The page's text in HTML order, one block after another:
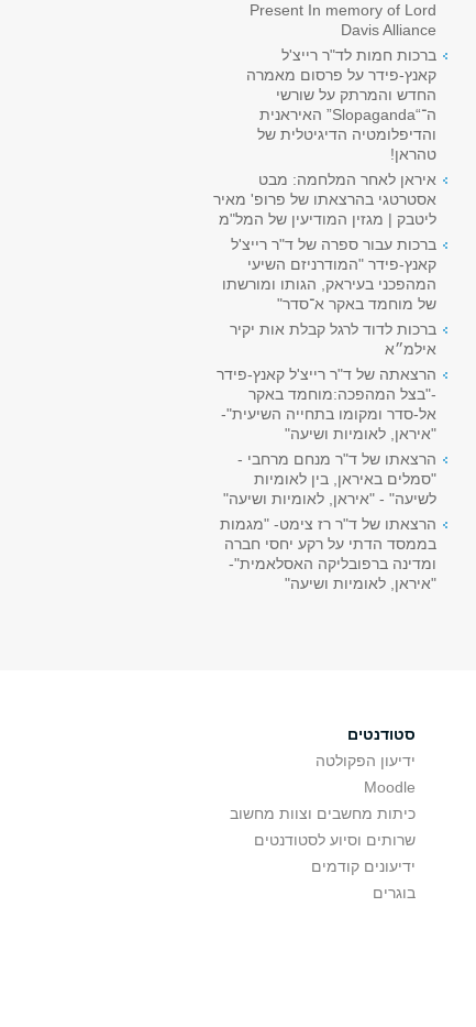
Present In memory of Lord
Davis Alliance
ברכות חמות לד"ר רייצ'ל
קאנץ-פידר על פרסום מאמרה
החדש והמרתק על שורשי
ה־“Slopaganda” האיראנית
והדיפלומטיה הדיגיטלית של
טהראן!
איראן לאחר המלחמה: מבט
אסטרטגי בהרצאתו של פרופ' מאיר
ליטבק | מגזין המודיעין של המל"מ
ברכות עבור ספרה של ד"ר רייצ'ל
קאנץ-פידר "המודרניזם השיעי
המהפכני בעיראק, הגותו ומורשתו
של מוחמד באקר א־סדר"
ברכות לדוד לרגל קבלת אות יקיר
אילמ״א
הרצאתה של ד"ר רייצ'ל קאנץ-פידר
-"בצל המהפכה:מוחמד באקר
אל-סדר ומקומו בתחייה השיעית"-
"איראן, לאומיות ושיעה"
הרצאתו של ד"ר מנחם מרחבי -
"סמלים באיראן, בין לאומיות
לשיעה" - "איראן, לאומיות ושיעה"
הרצאתו של ד"ר רז צימט- "מגמות
בממסד הדתי על רקע יחסי חברה
ומדינה ברפובליקה האסלאמית"-
"איראן, לאומיות ושיעה"
סטודנטים
ידיעון הפקולטה
Moodle
כיתות מחשבים וצוות מחשוב
שרותים וסיוע לסטודנטים
ידיעונים קודמים
בוגרים